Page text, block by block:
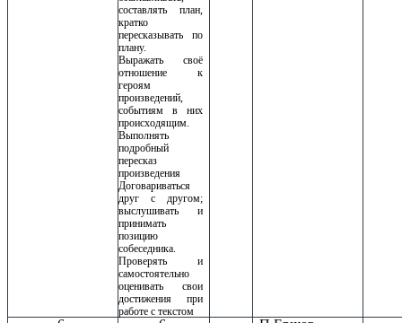
составлять план,
кратко
пересказывать по
плану.
Выражать своё
отношение к
героям
произведений,
событиям в них
происходящим.
Выполнять
подробный
пересказ
произведения
Договариваться
друг с другом;
выслушивать и
принимать
позицию
собеседника.
Проверять и
самостоятельно
оценивать свои
достижения при
работе с текстом